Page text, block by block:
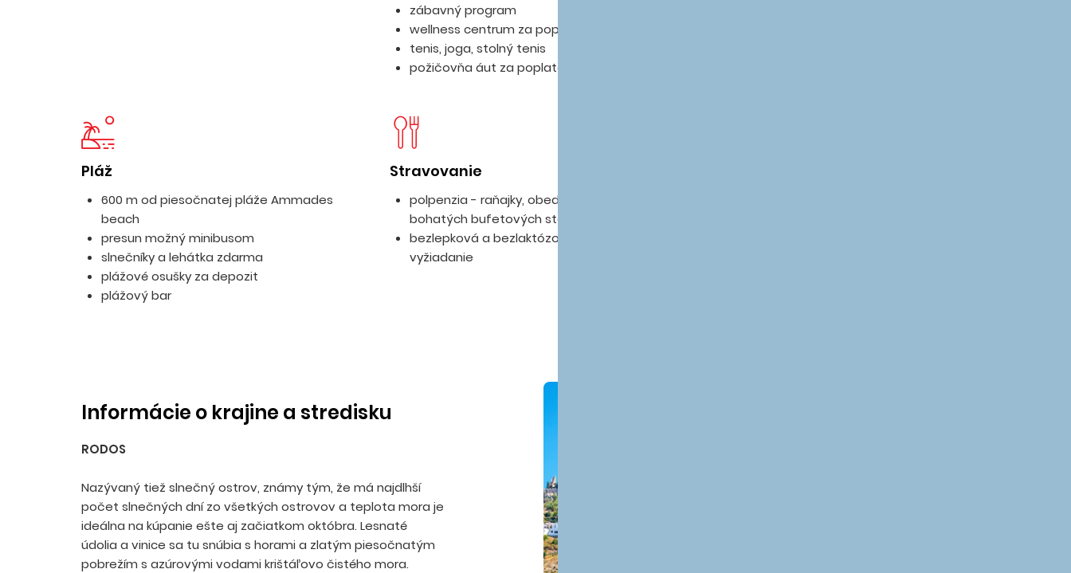
zábavný program
wellness centrum za poplatok
tenis, joga, stolný tenis
požičovňa áut za poplatok
Pláž
600 m od piesočnatej pláže Ammades
beach
presun možný minibusom
slnečníky a lehátka zdarma
plážové osušky za depozit
plážový bar
Stravovanie
polpenzia - raňajky, obedy a večere formou
bohatých bufetových stolov
bezlepková a bezlaktózová strava na
vyžiadanie
Informácie o krajine a stredisku
RODOS
Nazývaný tiež slnečný ostrov, známy tým, že má najdlhší
počet slnečných dní zo všetkých ostrovov a teplota mora je
ideálna na kúpanie ešte aj začiatkom októbra. Lesnaté
údolia a vinice sa tu snúbia s horami a zlatým piesočnatým
pobrežím s azúrovými vodami krištáľovo čistého mora.